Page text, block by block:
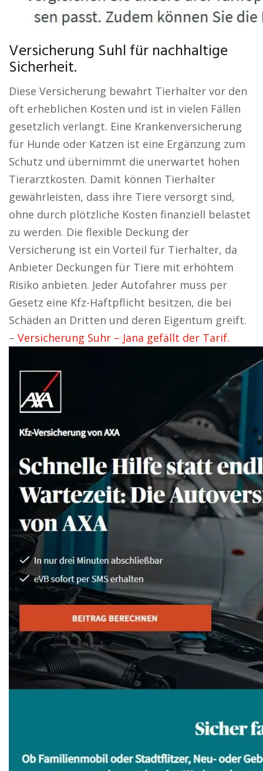
Versicherung Suhl für nachhaltige
Sicherheit.
Diese Versicherung bewahrt Tierhalter vor den
oft erheblichen Kosten und ist in vielen Fällen
gesetzlich verlangt. Eine Krankenversicherung
für Hunde oder Katzen ist eine Ergänzung zum
Schutz und übernimmt die unerwartet hohen
Tierarztkosten. Damit können Tierhalter
gewährleisten, dass ihre Tiere versorgt sind,
ohne durch plötzliche Kosten finanziell belastet
zu werden. Die flexible Deckung der
Versicherung ist ein Vorteil für Tierhalter, da
Anbieter Deckungen für Tiere mit erhöhtem
Risiko anbieten. Jeder Autofahrer muss per
Gesetz eine Kfz-Haftpflicht besitzen, die bei
Schäden an Dritten und deren Eigentum greift.
– Versicherung Suhr – Jana gefällt der Tarif.